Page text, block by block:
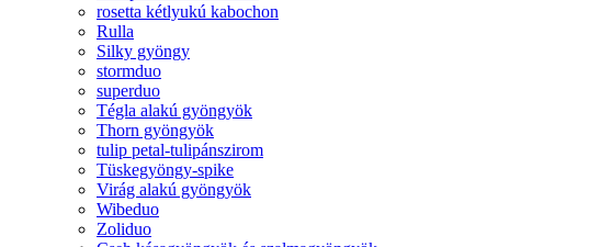
rosetta kétlyukú kabochon
Rulla
Silky gyöngy
stormduo
superduo
Tégla alakú gyöngyök
Thorn gyöngyök
tulip petal-tulipánszirom
Tüskegyöngy-spike
Virág alakú gyöngyök
Wibeduo
Zoliduo